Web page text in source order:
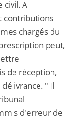
civil. A
contributions
chargés du
peut,
de réception,
" Il
d'erreur de